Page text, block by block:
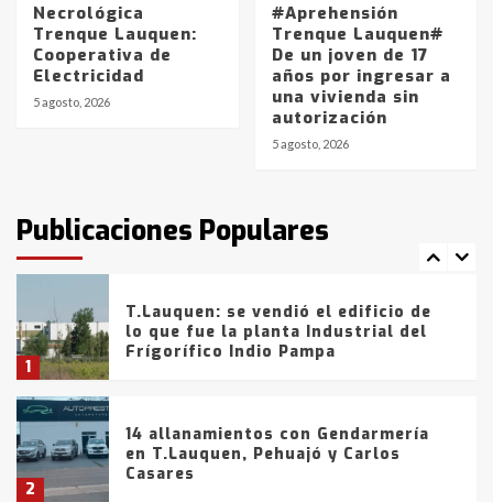
Necrológica
Trenque Lauquen:
Cooperativa de
Electricidad
5 agosto, 2026
#Aprehensión
Trenque Lauquen#
De un joven de 17
años por ingresar a
una vivienda sin
autorización
5 agosto, 2026
Publicaciones Populares
La Bolsa de Cereales de Bahía
Blanca anticipa que Agosto vendrá
con lluvias y heladas, en gran parte
fueron detenidos por
comercialización de drogas en la
tarde del sábado
1
T.Lauquen: se vendió el edificio de
lo que fue la planta Industrial del
Frígorífico Indio Pampa
2
14 allanamientos con Gendarmería
en T.Lauquen, Pehuajó y Carlos
Casares